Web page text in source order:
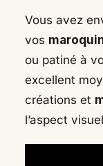
Vous avez
vos
ou patiné à
excellent
créations et
l’aspect